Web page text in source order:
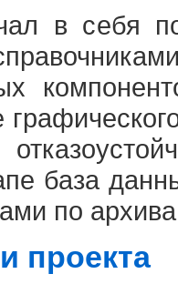
в себя
база
по
проекта